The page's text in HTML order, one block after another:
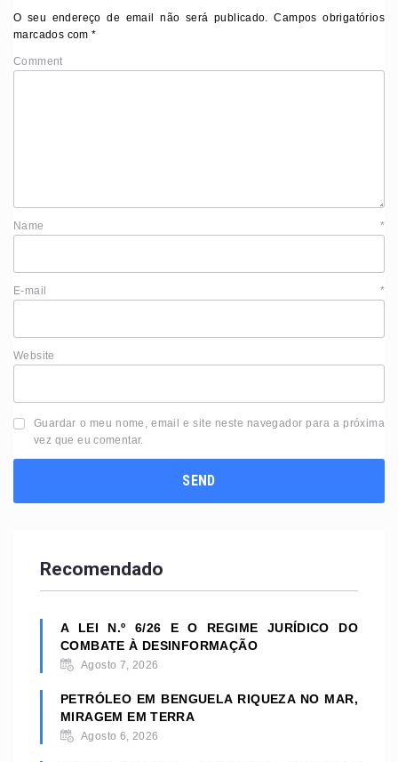
O seu endereço de email não será publicado.
Campos obrigatórios
marcados com*
Comment
Name *
E-mail *
Website
Guardar o meu nome, email e site neste navegador para a próxima
vez que eu comentar.
Recomendado
A LEI N.º 6/26 E O REGIME JURÍDICO DO
COMBATE À DESINFORMAÇÃO
Agosto 7, 2026
PETRÓLEO EM BENGUELA RIQUEZA NO MAR,
MIRAGEM EM TERRA
Agosto 6, 2026